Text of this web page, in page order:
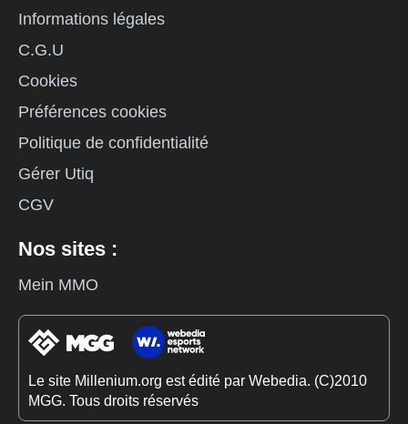
Informations légales
C.G.U
Cookies
Préférences cookies
Politique de confidentialité
Gérer Utiq
CGV
Nos sites :
Mein MMO
Le site Millenium.org est édité par Webedia. (C)2010
MGG. Tous droits réservés